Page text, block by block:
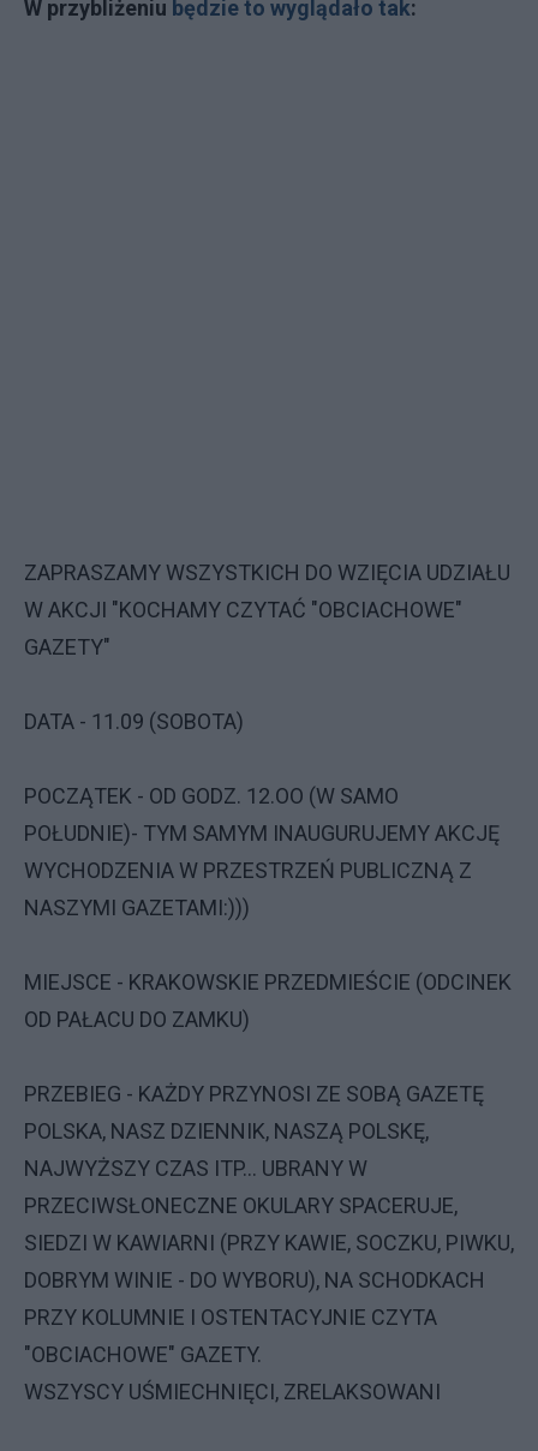
W przybliżeniu będzie to wyglądało tak:
ZAPRASZAMY WSZYSTKICH DO WZIĘCIA UDZIAŁU
W AKCJI "KOCHAMY CZYTAĆ "OBCIACHOWE"
GAZETY"
DATA - 11.09 (SOBOTA)
POCZĄTEK - OD GODZ. 12.OO (W SAMO
POŁUDNIE)- TYM SAMYM INAUGURUJEMY AKCJĘ
WYCHODZENIA W PRZESTRZEŃ PUBLICZNĄ Z
NASZYMI GAZETAMI:)))
MIEJSCE - KRAKOWSKIE PRZEDMIEŚCIE (ODCINEK
OD PAŁACU DO ZAMKU)
PRZEBIEG - KAŻDY PRZYNOSI ZE SOBĄ GAZETĘ
POLSKA, NASZ DZIENNIK, NASZĄ POLSKĘ,
NAJWYŻSZY CZAS ITP... UBRANY W
PRZECIWSŁONECZNE OKULARY SPACERUJE,
SIEDZI W KAWIARNI (PRZY KAWIE, SOCZKU, PIWKU,
DOBRYM WINIE - DO WYBORU), NA SCHODKACH
PRZY KOLUMNIE I OSTENTACYJNIE CZYTA
"OBCIACHOWE" GAZETY.
WSZYSCY UŚMIECHNIĘCI, ZRELAKSOWANI